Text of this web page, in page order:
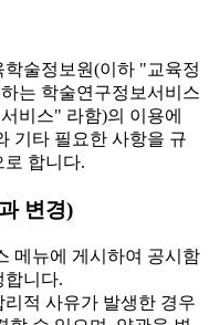
술정보원(이하 "교육정
는 학술연구정보서비스
비스" 라함)의 이용에
기타 필요한 사항을 규
로 합니다.
변경)
메뉴에 게시하여 공시함
합니다.
적 사유가 발생한 경우